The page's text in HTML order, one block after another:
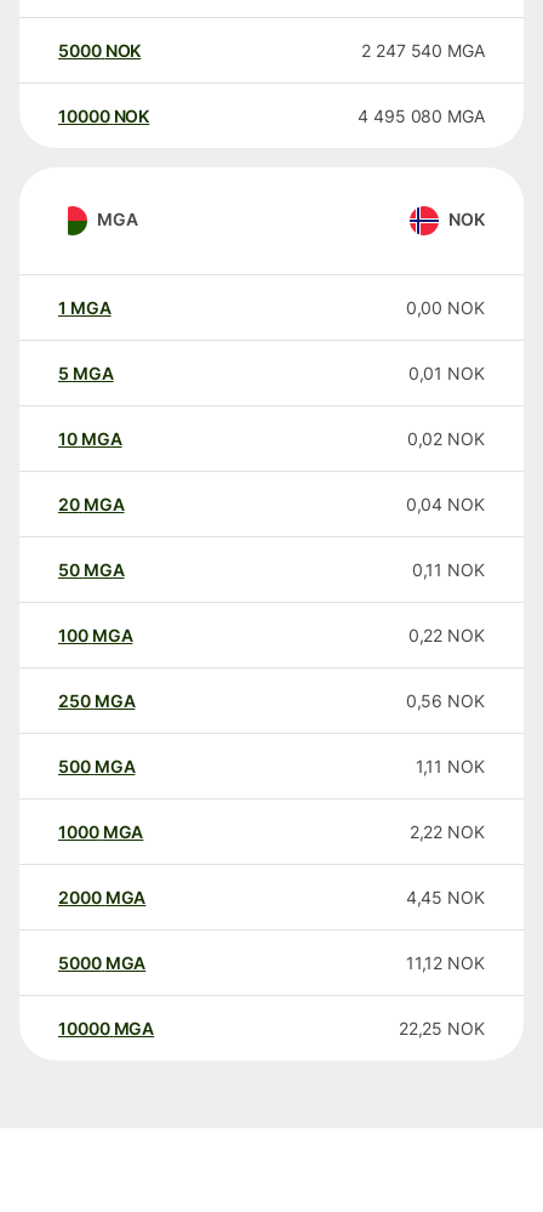
5000 NOK 2 247 540 MGA
10000 NOK 4 495 080 MGA
MGA NOK
1 MGA 0,00 NOK
5 MGA 0,01 NOK
10 MGA 0,02 NOK
20 MGA 0,04 NOK
50 MGA 0,11 NOK
100 MGA 0,22 NOK
250 MGA 0,56 NOK
500 MGA 1,11 NOK
1000 MGA 2,22 NOK
2000 MGA 4,45 NOK
5000 MGA 11,12 NOK
10000 MGA 22,25 NOK